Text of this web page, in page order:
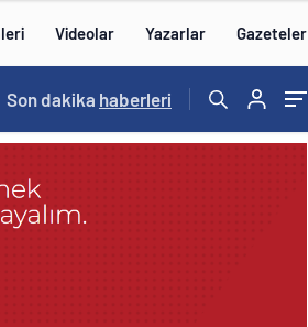
Videolar Yazarlar Gazeteler
14:57 /
Son dakika haberleri